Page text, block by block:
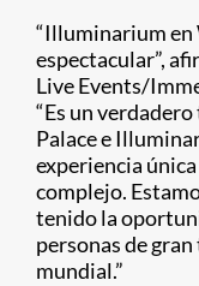
“Illuminarium en
espectacular”,
Live Events/
“Es un
Palace e
experiencia
complejo.
tenido la
personas de
mundial.”